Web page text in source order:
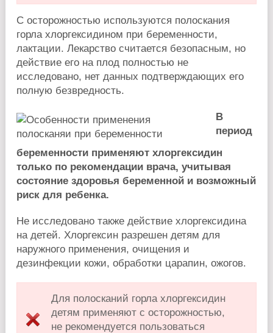
С осторожностью используются полоскания
горла хлоргексидином при беременности,
лактации. Лекарство считается безопасным, но
действие его на плод полностью не
исследовано, нет данных подтверждающих его
полную безвредность.
В
период
беременности применяют хлоргексидин
только по рекомендации врача, учитывая
состояние здоровья беременной и возможный
риск для ребенка.
Не исследовано также действие хлоргексидина
на детей. Хлоргексин разрешен детям для
наружного применения, очищения и
дезинфекции кожи, обработки царапин, ожогов.
Для полосканий горла хлоргексидин
детям применяют с осторожностью,
не рекомендуется пользоваться